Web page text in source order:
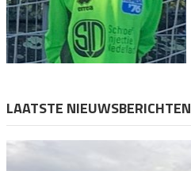
LAATSTE NIEUWSBERICHTEN